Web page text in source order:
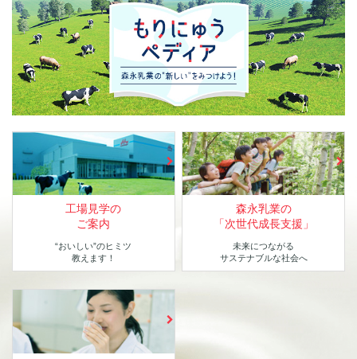
工場見学の
ご案内
“おいしい”のヒミツ
教えます！
森永乳業の
「次世代成長支援」
未来につながる
サステナブルな社会へ